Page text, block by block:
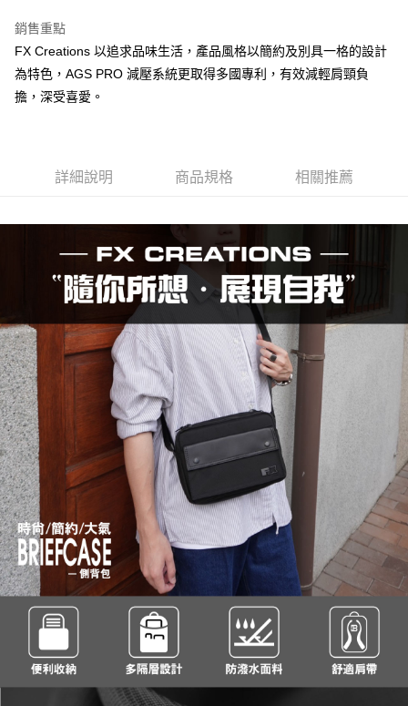
聯邦商業銀行
元大商業銀行
永豐商業銀行
台新國際商業銀行
中國信託商業銀行
台灣樂天信用卡公司
匯豐（台灣）商業銀行
聯邦商業銀行
遠東國際商業銀行
元大商業銀行
永豐商業銀行
玉山商業銀行
悠遊付
【大哥付你分期使用說明】
流程，驗證手機門號後，選擇欲分期的期數、繳款截止日，確認付款後即完
成交易。
3.實際核准額度、可分期數及費用金額請依後續交易確認頁面所載為準。
4.訂單成立30分鐘內，如未前往確認交易或遇審核未通過，訂單將自動取
消。如遇「轉專審核」未通過狀況，表示未達大哥付你分期系統評分，恕無
【繳款方式說明】
1.分期款項不併入電信帳單，「大哥付你分期」於每月結算日後寄送繳費提
醒簡訊。
2.透過簡訊連結打開帳單後，可選擇「超商條碼／台灣大直營門市／銀行轉
帳／街口支付／iPASS MONEY」等通路繳費。
【注意事項】
1.本服務係由「台灣大哥大股份有限公司」（以下簡稱本公司）所提供，讓
用戶於交易時，得透過本服務購買商品或服務，並由商店將買賣／分期付款
買賣價金債權讓與本公司後，依約使用本公司帳單繳交帳款。
2.基於同意付款使用「大哥付你分期」之契約關係目的，商店將以您的個人
資料（包含姓名、電話或地址）提供予台灣大哥大進項蒐集、處理及利用，
由本公司與您本人進行分期帳單所需資料之確認、核對及更正。
3.完整用戶服務條款，請詳閱以下連結：https://oppay.tw/userRule
相關說明
AFTEE先享後付是「在收到商品之後才付款」的支付方式。 讓您購物簡單
便利好安心！
１．簡單：不需註冊會員、不需綁卡、不需儲值。
２．便利：只要手機號碼，簡訊認證，即可結帳。
３．安心：先確認商品／服務後，再付款。
【「AFTEE先享後付」結帳流程】
１．於結帳方式選擇「AFTEE先享後付」後，將跳轉至「AFTEE先享後付」
結帳頁面，進行簡訊認證並確認金額後，即可完成結帳。
２．訂單成立數日內，您將收到繳費通知簡訊。
３．收到繳費通知簡訊後14天內，點擊此簡訊中的連結，可透過四大超商／
ATM／網路銀行／等多元方式進行付款，方視為交易完成。
※ 請注意：結帳手續完成當下不需立刻繳費，但若您需要取消訂單，請聯絡
購買商品的店家。未經商家同意取消之訂單仍視為有效，需透過AFTEE先享
後付繳納相關費用。
※ 交易是否成功請以「AFTEE先享後付 」之結帳頁面顯示為準，若有關於
是否繳費成功／繳費後需取消欲退款等相關疑問，請聯繫「AFTEE先享後付
客戶支援中心」https://netprotections.freshdesk.com/support/home
【注意事項】
１．透過由恩沛科技股份有限公司提供之「AFTEE先享後付」服務完成之交
易，需依本服務之必要範圍內提供個人資料，並將交易相關給付款項請求債
權轉讓予恩沛科技股份有限公司。
２．關於個人資料處理事宜，請瀏覽以下網址：
https://aftee.tw/terms/#terms3
３．未成年的使用者請事先徵得法定代理人或監護人之同意方可使用
「AFTEE先享後付」，若未經同意申辦者引起之損失，本公司不負相關責
ATM付款
運送方式
全家取貨付款
每筆NT$80，滿NT$1,000(含以上)免運費
付款後全家取貨
每筆NT$80，滿NT$1,000(含以上)免運費
萊爾富取貨付款
每筆NT$80，滿NT$1,000(含以上)免運費
付款後萊爾富取貨
每筆NT$80，滿NT$1,000(含以上)免運費
7-11取貨付款
每筆NT$80，滿NT$1,000(含以上)免運費
付款後7-11取貨
每筆NT$80，滿NT$1,000(含以上)免運費
銷售重點
FX Creations 以追求品味生活，產品風格以簡約及別具一格的設計
為特色，AGS PRO 減壓系統更取得多國專利，有效減輕肩頸負
擔，深受喜愛。
詳細說明 商品規格 相關推薦